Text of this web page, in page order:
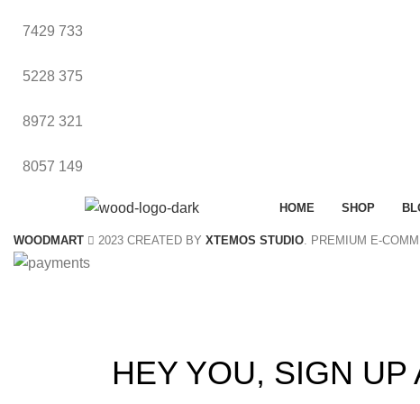
7429 733
5228 375
8972 321
8057 149
HOME SHOP
WOODMART 2023 CREATED BY XTEMOS STUDIO. PREMIUM E-
HEY YOU, SIGN